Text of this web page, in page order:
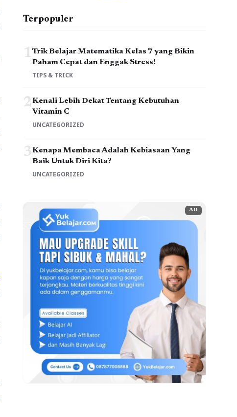
Terpopuler
1Trik Belajar Matematika Kelas 7 yang Bikin
Paham Cepat dan Enggak Stress!
TIPS & TRICK
2Kenali Lebih Dekat Tentang Kebutuhan
Vitamin C
UNCATEGORIZED
3Kenapa Membaca Adalah Kebiasaan Yang
Baik Untuk Diri Kita?
UNCATEGORIZED
AD